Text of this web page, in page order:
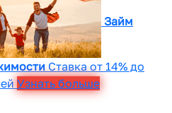
Займ
Ставка от 14% до
Узнать больше